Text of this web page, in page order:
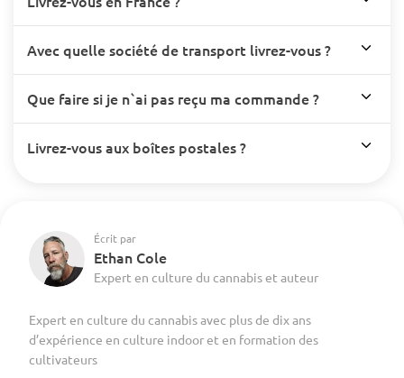
Avec quelle société de transport livrez-vous ?
Que faire si je n`ai pas reçu ma commande ?
Livrez-vous aux boîtes postales ?
Écrit par
Ethan Cole
Expert en culture du cannabis et auteur
Expert en culture du cannabis avec plus de dix ans
d’expérience en culture indoor et en formation des
cultivateurs